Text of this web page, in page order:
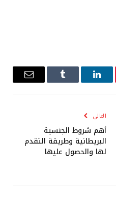
لينكدإن Tumblr
البريد
التالي
أهم شروط الجنسية
البريطانية وطريقة التقدم
لها والحصول عليها